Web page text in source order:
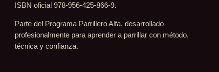
ISBN oficial 978-956-425-866-9.
Parte del Programa Parrillero Alfa, desarrollado
profesionalmente para aprender a parrillar con método,
técnica y confianza.